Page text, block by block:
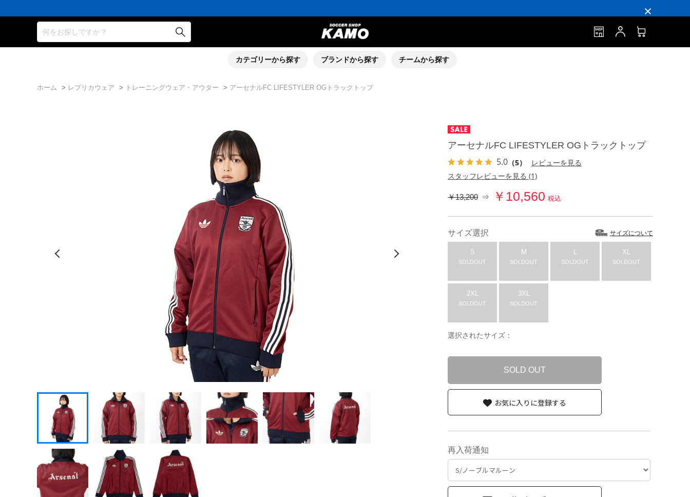
会員の方にはお誕生月に「10％OFFクーポン」プレゼント！
16,000円(税込)以上でシューズケースプレゼント！
3,300円(税込)以上で送料無料！
ポイント還元率5％！プレミア会員は7％
会員の方にはお誕生月に「10％OFFクーポン」プレゼント！
何をお探しですか？
カテゴリーから探す ブランドから探す チームから探す
ホーム > レプリカウェア > トレーニングウェア・アウター > アーセナルFC LIFESTYLER OGトラックトップ
アーセナルFC LIFESTYLER OGトラックトップ
5.0 （5）
レビューを見る
スタッフレビューを見る (1)
￥13,200 ⇒ ￥10,560 税込
サイズ選択 サイズについて
S
SOLDOUT
M
SOLDOUT
L
SOLDOUT
XL
SOLDOUT
2XL
SOLDOUT
3XL
SOLDOUT
選択されたサイズ：
SOLD OUT
再入荷通知
お気に入りに登録する